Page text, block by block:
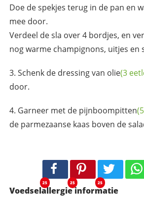
Doe de spekjes terug in de pan en
mee door.
Verdeel de sla over 4 bordjes, en
nog warme champignons, uitjes en
Schenk de dressing van olie(3
door.
Garneer met de pijnboompitten
de parmezaanse kaas boven de
25 25 25
Voedselallergie informatie